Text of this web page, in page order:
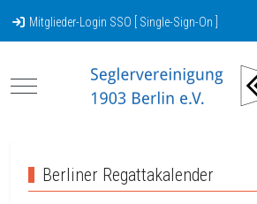
Mitglieder-Login SSO [ Single-Sign-On ]
Mobile Menu Toggle
Berliner Regattakalender